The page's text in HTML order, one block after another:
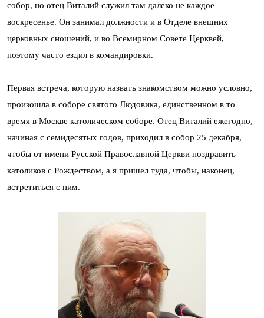
собор, но отец Виталий служил там далеко не каждое
воскресенье. Он занимал должности и в Отделе внешних
церковных сношений, и во Всемирном Совете Церквей,
поэтому часто ездил в командировки.
Первая встреча, которую назвать знакомством можно условно,
произошла в соборе святого Людовика, единственном в то
время в Москве католическом соборе. Отец Виталий ежегодно,
начиная с семидесятых годов, приходил в собор 25 декабря,
чтобы от имени Русской Православной Церкви поздравить
католиков с Рождеством, а я пришел туда, чтобы, наконец,
встретиться с ним.